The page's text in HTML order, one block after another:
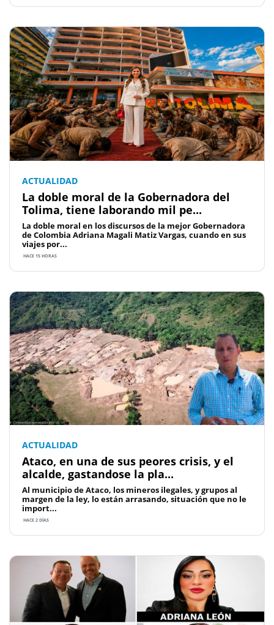
ACTUALIDAD
La doble moral de la Gobernadora del
Tolima, tiene laborando mil pe...
La doble moral en los discursos de la mejor Gobernadora
de Colombia Adriana Magali Matiz Vargas, cuando en sus
viajes por...
HACE 15 HORAS
ACTUALIDAD
Ataco, en una de sus peores crisis, y el
alcalde, gastandose la pla...
Al municipio de Ataco, los mineros ilegales, y grupos al
margen de la ley, lo están arrasando, situación que no le
import...
HACE 2 DÍAS